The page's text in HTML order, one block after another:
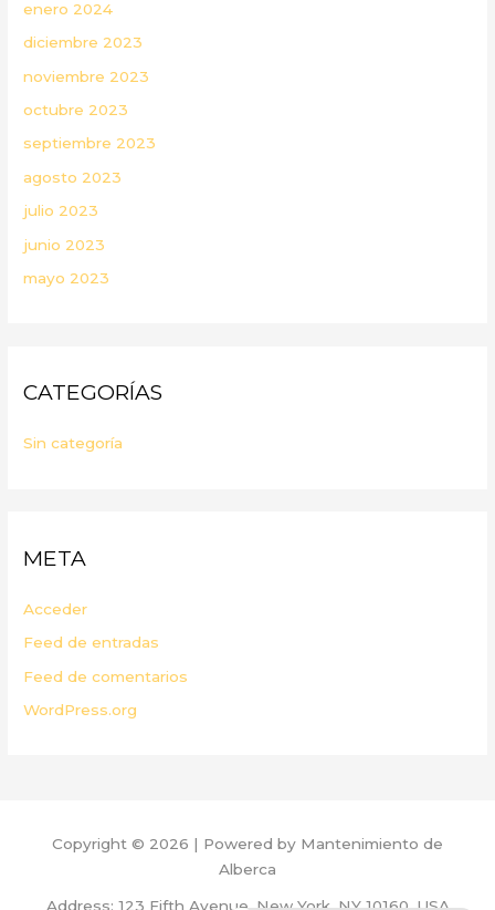
enero 2024
diciembre 2023
noviembre 2023
octubre 2023
septiembre 2023
agosto 2023
julio 2023
junio 2023
mayo 2023
CATEGORÍAS
Sin categoría
META
Acceder
Feed de entradas
Feed de comentarios
WordPress.org
Copyright © 2026 | Powered by Mantenimiento de
Alberca
Address: 123 Fifth Avenue, New York, NY 10160, USA